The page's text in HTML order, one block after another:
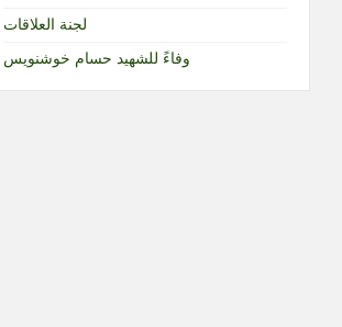
لجنة العلاقات
وفاءً للشهيد حسام خوشنويس